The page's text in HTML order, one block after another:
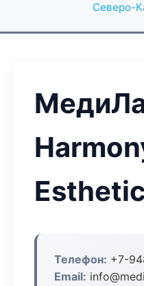
Северо-
Esthetic
Телефон: +7-
Email: